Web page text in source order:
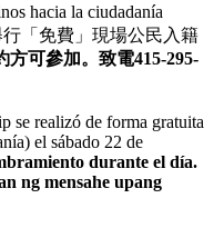
hacia la ciudadanía
「免費」現場公民入籍
方可參加。致電415-295-
se realizó de forma gratuita
el sábado 22 de
durante el día.
ng mensahe upang